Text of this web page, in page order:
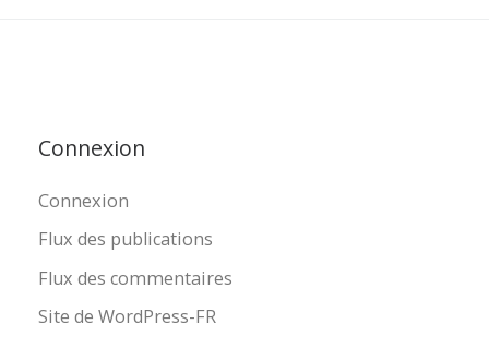
Connexion
Connexion
Flux des publications
Flux des commentaires
Site de WordPress-FR